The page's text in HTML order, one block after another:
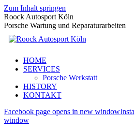
Zum Inhalt springen
Roock Autosport Köln
Porsche Wartung und Reparaturarbeiten
HOME
SERVICES
Porsche Werkstatt
HISTORY
KONTAKT
Facebook page opens in new window
window